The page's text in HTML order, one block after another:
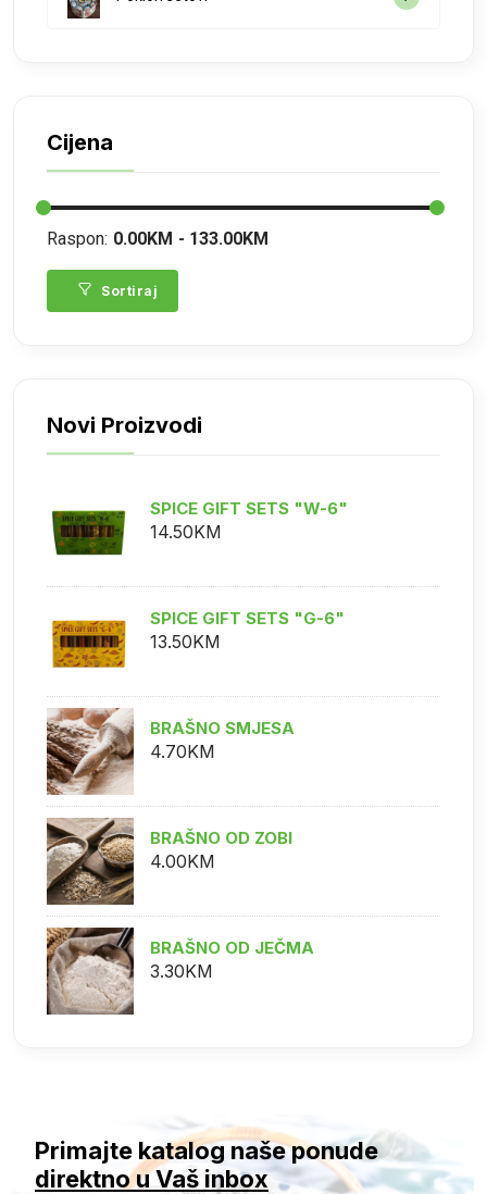
Cijena
Raspon: 0.00KM 133.00KM
Sortiraj
Novi Proizvodi
SPICE GIFT SETS "W-6"
14.50KM
SPICE GIFT SETS "G-6"
13.50KM
BRAŠNO SMJESA
4.70KM
BRAŠNO OD ZOBI
4.00KM
BRAŠNO OD JEČMA
3.30KM
Primajte katalog naše ponude
direktno u Vaš inbox